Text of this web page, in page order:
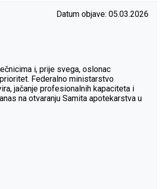
Datum objave: 05.03.2026
i, prije svega, oslonac
Federalno ministarstvo
jačanje profesionalnih kapaciteta i
na otvaranju Samita apotekarstva u